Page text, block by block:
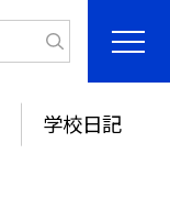
学校日記